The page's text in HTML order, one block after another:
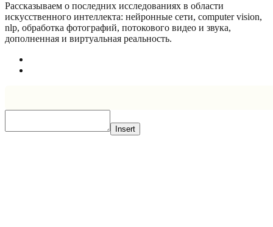
Рассказываем о последних исследованиях в области
искусcтвенного интеллекта: нейронные сети, computer vision,
nlp, обработка фотографий, потокового видео и звука,
дополненная и виртуальная реальность.
Insert